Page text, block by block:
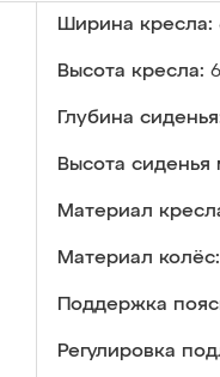
Ширина кресла:
Высота кресла:
Глубина
Высота сиденья
Материал
Материал колёс:
Поддержка
Регулировка